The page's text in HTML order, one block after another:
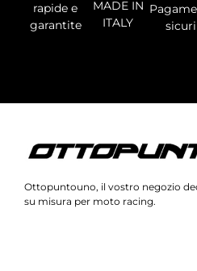
rapide e
garantite
MADE IN
ITALY
sicuri
Ottopuntouno, il vostro negozio
su misura per moto racing.